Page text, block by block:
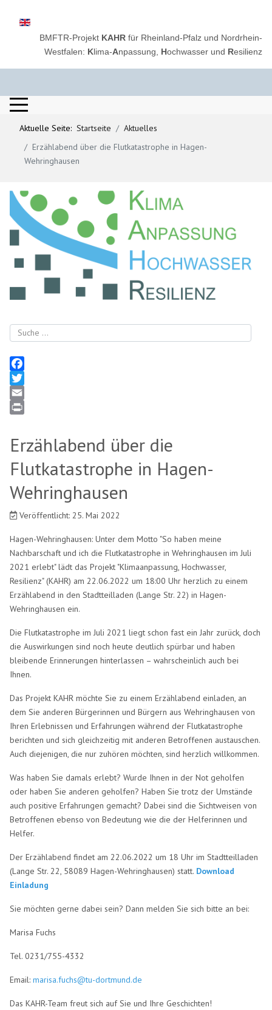
Sprache auswählen
BMFTR-Projekt KAHR für Rheinland-Pfalz und Nordrhein-
Westfalen: Klima-Anpassung, Hochwasser und Resilienz
Aktuelle Seite:Startseite
Aktuelles
Erzählabend über die Flutkatastrophe in Hagen-
Wehringhausen
Suchen
Facebook
Twitter
Email
Erzählabend über die
Flutkatastrophe in Hagen-
Wehringhausen
Veröffentlicht: 25. Mai 2022
Hagen-Wehringhausen: Unter dem Motto "So haben meine
Nachbarschaft und ich die Flutkatastrophe in Wehringhausen im Juli
2021 erlebt" lädt das Projekt "Klimaanpassung, Hochwasser,
Resilienz" (KAHR) am 22.06.2022 um 18:00 Uhr herzlich zu einem
Erzählabend in den Stadtteilladen (Lange Str. 22) in Hagen-
Wehringhausen ein.
Die Flutkatastrophe im Juli 2021 liegt schon fast ein Jahr zurück, doch
die Auswirkungen sind noch heute deutlich spürbar und haben
bleibende Erinnerungen hinterlassen – wahrscheinlich auch bei
Ihnen.
Das Projekt KAHR möchte Sie zu einem Erzählabend einladen, an
dem Sie anderen Bürgerinnen und Bürgern aus Wehringhausen von
Ihren Erlebnissen und Erfahrungen während der Flutkatastrophe
berichten und sich gleichzeitig mit anderen Betroffenen austauschen.
Auch diejenigen, die nur zuhören möchten, sind herzlich willkommen.
Was haben Sie damals erlebt? Wurde Ihnen in der Not geholfen
oder haben Sie anderen geholfen? Haben Sie trotz der Umstände
auch positive Erfahrungen gemacht? Dabei sind die Sichtweisen von
Betroffenen ebenso von Bedeutung wie die der Helferinnen und
Helfer.
Der Erzählabend findet am 22.06.2022 um 18 Uhr im Stadtteilladen
(Lange Str. 22, 58089 Hagen-Wehringhausen) statt. Download
Einladung
Sie möchten gerne dabei sein? Dann melden Sie sich bitte an bei:
Marisa Fuchs
Tel. 0231/755-4332
Email:marisa.fuchs@tu-dortmund.de
Das KAHR-Team freut sich auf Sie und Ihre Geschichten!